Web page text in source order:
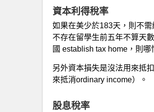
資本利得稅率
如果在美少於183天，則不
不存在留學生前五年不算天
國 establish tax home，則
另外資本損失是沒法用來抵
來抵消ordinary income）。
股息稅率